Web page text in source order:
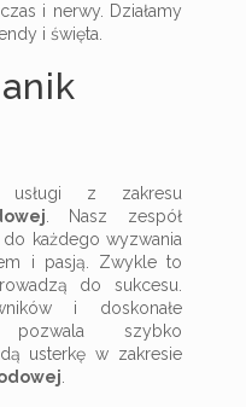
i nerwy. Działamy
i święta.
usługi z zakresu
. Nasz zespół
każdego wyzwania
i pasją. Zwykle to
do sukcesu.
i doskonałe
pozwala szybko
usterkę w zakresie